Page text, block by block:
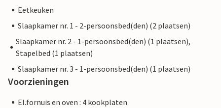
Eetkeuken
Slaapkamer nr. 1 - 2-persoonsbed(den) (2 plaatsen)
Slaapkamer nr. 2 - 1-persoonsbed(den) (1 plaatsen),
Stapelbed (1 plaatsen)
Slaapkamer nr. 3 - 1-persoonsbed(den) (1 plaatsen)
Voorzieningen
El.fornuis en oven : 4 kookplaten